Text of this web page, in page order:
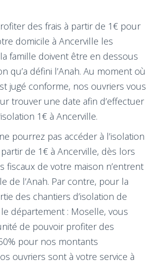
des frais à partir de 1€ pour
domicile à Ancerville les
famille doivent être en dessous
qu’a défini l’Anah. Au moment où
jugé conforme, nos ouvriers vous
trouver une date afin d’effectuer
1€ à Ancerville.
pourrez pas accéder à l’isolation
de 1€ à Ancerville, dès lors
fiscaux de votre maison n’entrent
de l’Anah. Par contre, pour la
des chantiers d’isolation de
département : Moselle, vous
de pouvoir profiter des
pour nos montants
ouvriers sont à votre service à